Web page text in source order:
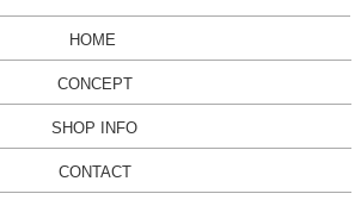
HOME
CONCEPT
SHOP INFO
CONTACT